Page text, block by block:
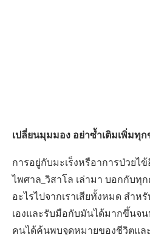
เปลี่ยนมุมมอง อย่าซ้ำเติมเพิ่มทุ
การอยู่กับมะเร็งหรือาการป่วยไ
ไพศาล_วิสาโล เล่ามา บอกกับทุ
อะไรไปจากเราเสียทั้งหมด สำห
เองและรับมือกับมันได้มากขึ้นจ
คนได้ค้นพบจุดหมายของชีวิตแล